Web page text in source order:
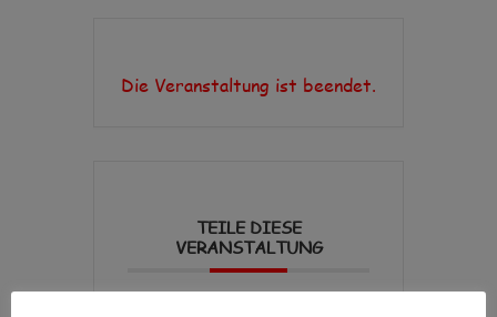
Die Veranstaltung ist beendet.
TEILE DIESE
VERANSTALTUNG